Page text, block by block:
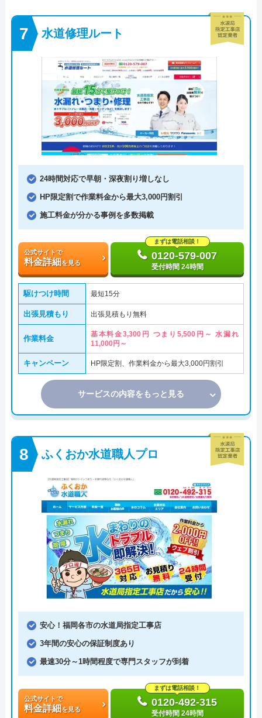
水道修理ルート
24時間対応で早朝・深夜割り増しなし
HP限定割で作業料金から最大3,000円割引
施工料金が分かる事例を多数掲載
公式サイトで
料金詳細 を見る
まずは電話相談！
0120-579-007
受付時間 24時間
駆けつけ時間 最短15分
出張見積もり 出張見積もり無料
作業料金
基本料金3,300円 つまり5,500円～ 水漏れ
11,000円～
キャンペーン HP限定割、作業料金から最大3,000円割引
サービスの内容をもっと見る
ふくおか水道職人プロ
安心！福岡各市の水道局指定工事店
3年間の安心の保証制度あり
最速30分～1時間程度で専門スタッフが到着
公式サイトで
料金詳細 を見る
まずは電話相談！
0120-492-315
受付時間 24時間